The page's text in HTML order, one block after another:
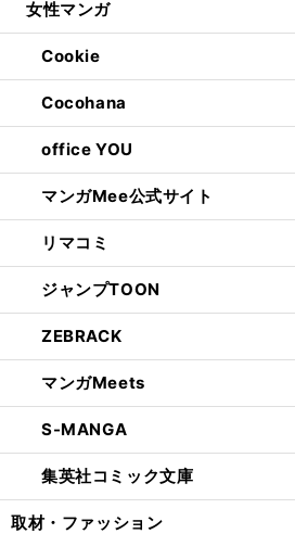
女性マンガ
Cookie
Cocohana
office YOU
マンガMee公式サイト
リマコミ
ジャンプTOON
ZEBRACK
マンガMeets
S-MANGA
集英社コミック文庫
取材・ファッション